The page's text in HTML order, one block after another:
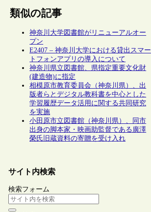
類似の記事
神奈川大学図書館がリニューアルオー
プン
E2407 – 神奈川大学における貸出スマー
トフォンアプリの導入について
神奈川県立図書館、県指定重要文化財
(建造物)に指定
相模原市教育委員会（神奈川県）、出
版者らとデジタル教科書を中心とした
学習履歴データ活用に関する共同研究
を実施
小田原市立図書館（神奈川県）、同市
出身の脚本家・映画助監督である廣澤
榮氏旧蔵資料の寄贈を受け入れ
サイト内検索
検索フォーム